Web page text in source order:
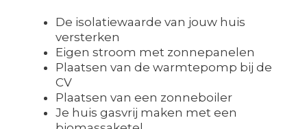
De isolatiewaarde van jouw huis
versterken
Eigen stroom met zonnepanelen
Plaatsen van de warmtepomp bij de
CV
Plaatsen van een zonneboiler
Je huis gasvrij maken met een